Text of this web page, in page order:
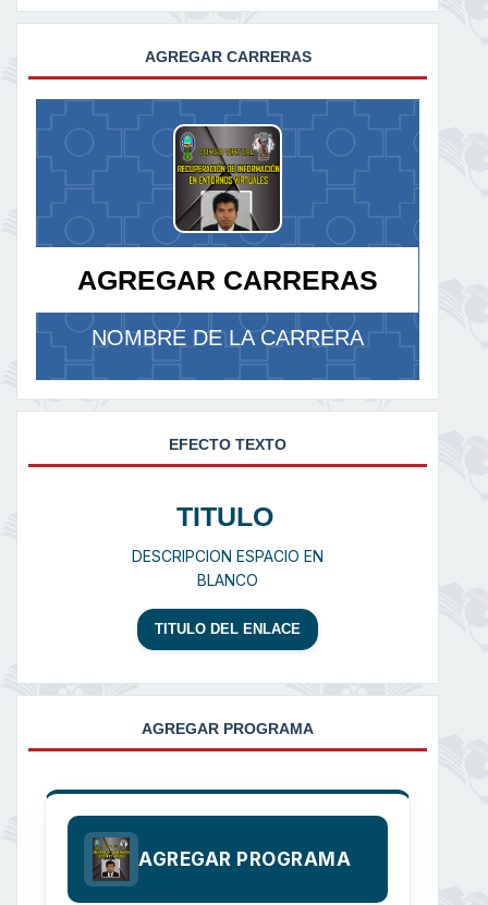
AGREGAR CARRERAS
AGREGAR CARRERAS
NOMBRE DE LA CARRERA
EFECTO TEXTO
TITULO
DESCRIPCION ESPACIO EN
BLANCO
TITULO DEL ENLACE
AGREGAR PROGRAMA
AGREGAR PROGRAMA